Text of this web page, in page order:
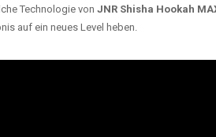
Technologie von JNR Shisha Hookah
auf ein neues Level heben.